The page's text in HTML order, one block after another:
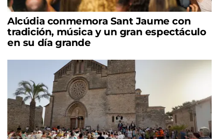
Alcúdia conmemora Sant Jaume con
tradición, música y un gran espectáculo
en su día grande